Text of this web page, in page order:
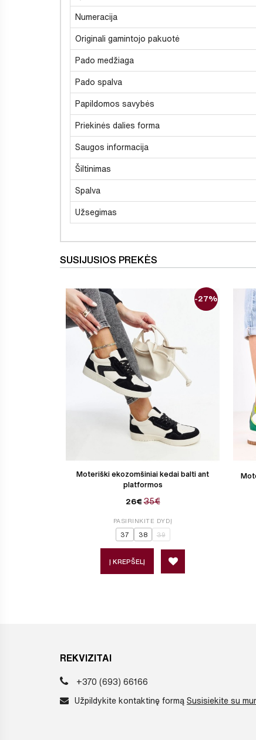
Numeracija
Originali gamintojo pakuotė
Pado medžiaga
Pado spalva
Papildomos savybės
Priekinės dalies forma
Saugos informacija
Šiltinimas
Spalva
Užsegimas
SUSIJUSIOS PREKĖS
Moteriški ekozomšiniai kedai balti ant
platformos
26€ 35€
-27%
PASIRINKITE DYDĮ
37 38 39
Į KREPŠELĮ
REKVIZITAI
+370 (693) 66166
Užpildykite kontaktinę formą Susisiekite su